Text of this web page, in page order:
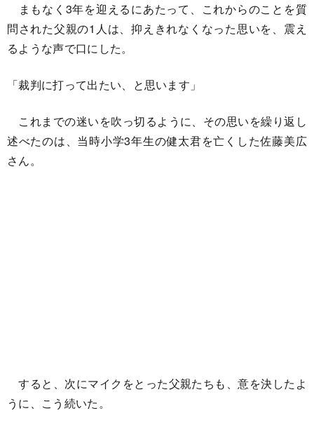
まもなく3年を迎えるにあたって、これからのことを質
問された父親の1人は、抑えきれなくなった思いを、震え
るような声で口にした。
「裁判に打って出たい、と思います」
これまでの迷いを吹っ切るように、その思いを繰り返し
述べたのは、当時小学3年生の健太君を亡くした佐藤美広
さん。
すると、次にマイクをとった父親たちも、意を決したよ
うに、こう続いた。